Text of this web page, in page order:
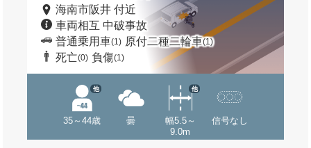
海南市阪井 付近
車両相互 中破事故
普通乗用車(1) 原付二種二輪車(1)
死亡(0) 負傷(1)
35～44歳
他
曇
幅5.5～
9.0m
他
信号なし